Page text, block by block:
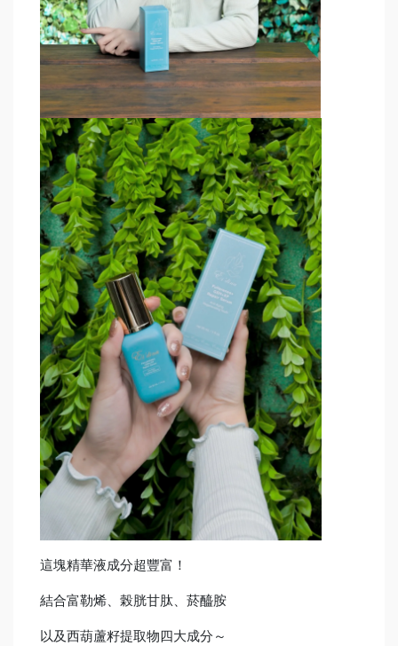
這塊精華液成分超豐富！
結合富勒烯、榖胱甘肽、菸醯胺
以及西葫蘆籽提取物四大成分～